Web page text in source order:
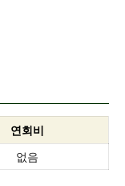
연회비
없음